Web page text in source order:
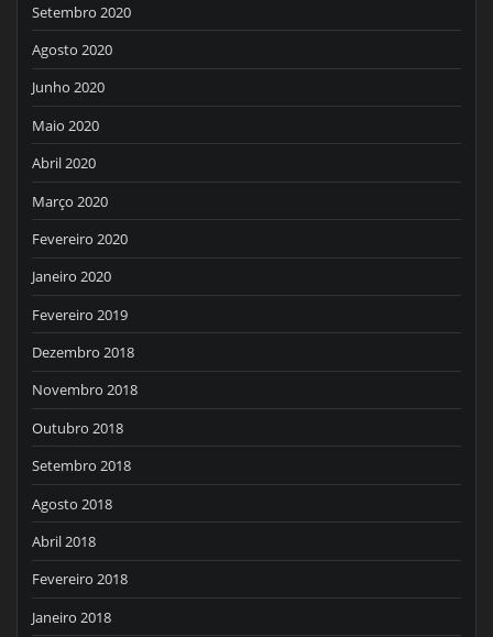
Setembro 2020
Agosto 2020
Junho 2020
Maio 2020
Abril 2020
Março 2020
Fevereiro 2020
Janeiro 2020
Fevereiro 2019
Dezembro 2018
Novembro 2018
Outubro 2018
Setembro 2018
Agosto 2018
Abril 2018
Fevereiro 2018
Janeiro 2018